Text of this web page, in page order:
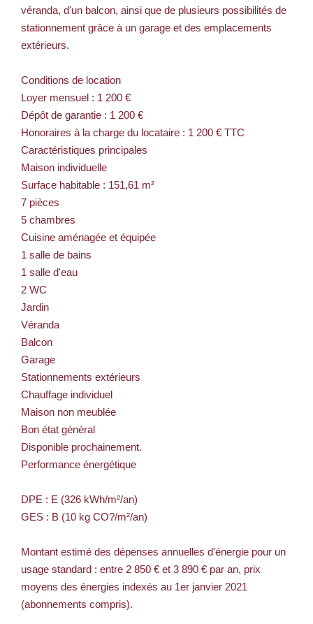
véranda, d'un balcon, ainsi que de plusieurs possibilités de
stationnement grâce à un garage et des emplacements
extérieurs.
Conditions de location
Loyer mensuel : 1 200 €
Dépôt de garantie : 1 200 €
Honoraires à la charge du locataire : 1 200 € TTC
Caractéristiques principales
Maison individuelle
Surface habitable : 151,61 m²
7 pièces
5 chambres
Cuisine aménagée et équipée
1 salle de bains
1 salle d'eau
2 WC
Jardin
Véranda
Balcon
Garage
Stationnements extérieurs
Chauffage individuel
Maison non meublée
Bon état général
Disponible prochainement.
Performance énergétique
DPE : E (326 kWh/m²/an)
GES : B (10 kg CO?/m²/an)
Montant estimé des dépenses annuelles d'énergie pour un
usage standard : entre 2 850 € et 3 890 € par an, prix
moyens des énergies indexés au 1er janvier 2021
(abonnements compris).